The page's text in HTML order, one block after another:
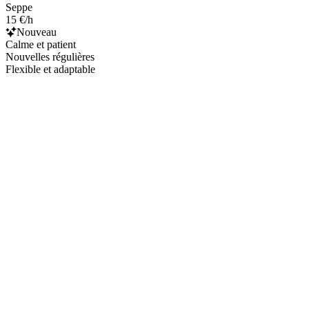
Seppe
15 €/h
Nouveau
Calme et patient
Nouvelles régulières
Flexible et adaptable